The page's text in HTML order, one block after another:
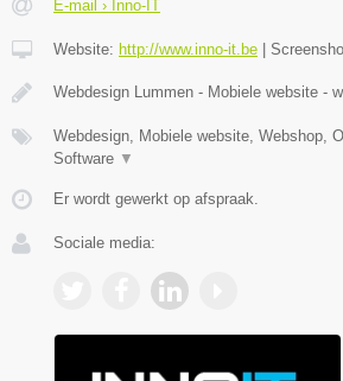
E-mail › Inno-IT
Website: http://www.inno-it.be
Webdesign Lummen - Mobiele website -
Webdesign, Mobiele website, Webshop,
Software ▼
Er wordt gewerkt op afspraak.
Sociale media: